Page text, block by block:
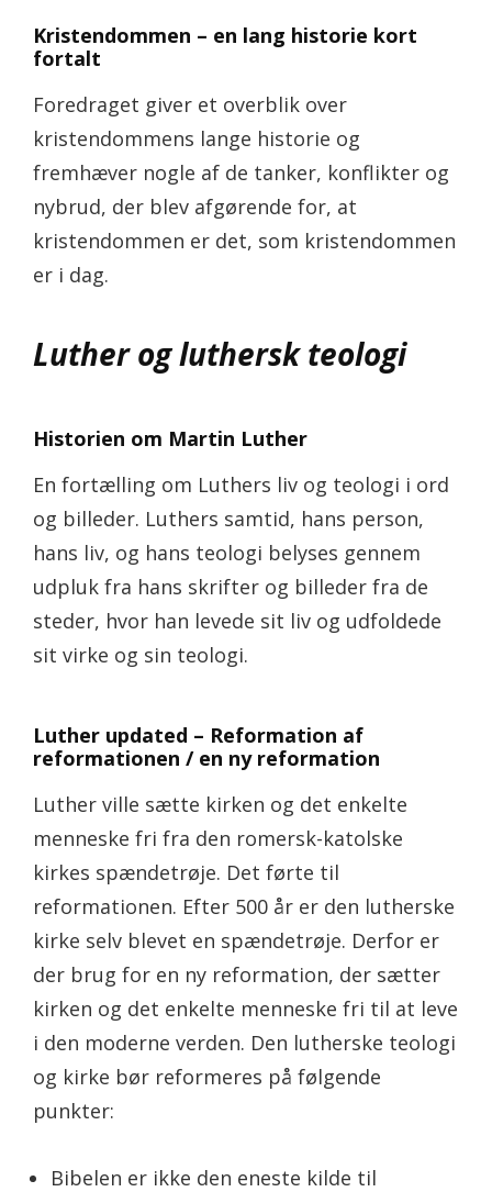
Kristendommen – en lang historie kort
fortalt
Foredraget giver et overblik over
kristendommens lange historie og
fremhæver nogle af de tanker, konflikter og
nybrud, der blev afgørende for, at
kristendommen er det, som kristendommen
er i dag.
Luther og luthersk teologi
Historien om Martin Luther
En fortælling om Luthers liv og teologi i ord
og billeder. Luthers samtid, hans person,
hans liv, og hans teologi belyses gennem
udpluk fra hans skrifter og billeder fra de
steder, hvor han levede sit liv og udfoldede
sit virke og sin teologi.
Luther updated – Reformation af
reformationen / en ny reformation
Luther ville sætte kirken og det enkelte
menneske fri fra den romersk-katolske
kirkes spændetrøje. Det førte til
reformationen. Efter 500 år er den lutherske
kirke selv blevet en spændetrøje. Derfor er
der brug for en ny reformation, der sætter
kirken og det enkelte menneske fri til at leve
i den moderne verden. Den lutherske teologi
og kirke bør reformeres på følgende
punkter:
Bibelen er ikke den eneste kilde til